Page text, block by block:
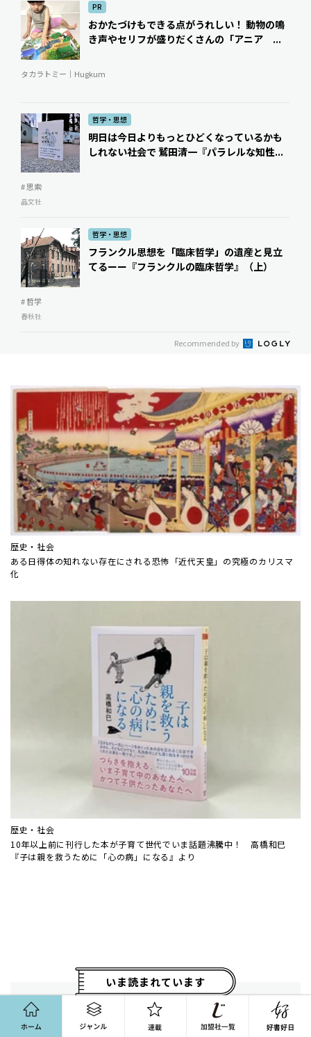
PR
おかたづけもできる点がうれしい！ 動物の鳴
き声やセリフが盛りだくさんの「アニア ...
タカラトミー｜Hugkum
哲学・思想
明日は今日よりもっとひどくなっているかも
しれない社会で 鷲田清一『パラレルな知性...
# 思索
晶文社
哲学・思想
フランクル思想を「臨床哲学」の遺産と見立
てるーー『フランクルの臨床哲学』（上）
# 哲学
春秋社
Recommended by
歴史・社会
ある日得体の知れない存在にされる恐怖――「近代天皇」の究極のカリスマ
化
歴史・社会
10年以上前に刊行した本が子育て世代でいま話題沸騰中！ 高橋和巳
『子は親を救うために「心の病」になる』より
いま読まれています
「原爆歌人」正田篠枝は、なぜ命をかけて歌集を世に
出したのか——『復刻版 耳鳴り』...